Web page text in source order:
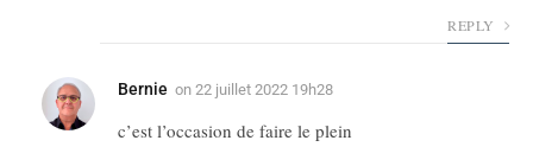
REPLY
Bernie on 22 juillet 2022 19h28
c’est l’occasion de faire le plein